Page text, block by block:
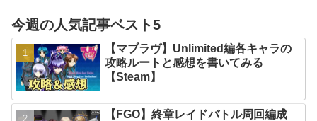
今週の人気記事ベスト5
【マブラヴ】Unlimited編各キャラの
攻略ルートと感想を書いてみる
【Steam】
【FGO】終章レイドバトル周回編成